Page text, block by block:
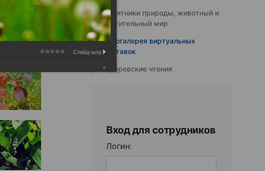
Памятники природы, животный и
растительный мир
Фотогалерея виртуальных
выставок
Юферевские чтения
Вход для сотрудников
Логин:
Слайд-шоу: